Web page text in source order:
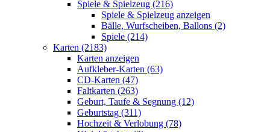
Spiele & Spielzeug (216)
Spiele & Spielzeug anzeigen
Bälle, Wurfscheiben, Ballons (2)
Spiele (214)
Karten (2183)
Karten anzeigen
Aufkleber-Karten (63)
CD-Karten (47)
Faltkarten (263)
Geburt, Taufe & Segnung (12)
Geburtstag (311)
Hochzeit & Verlobung (78)